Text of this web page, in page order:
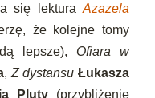
się lektura Azazela
że kolejne tomy
lepsze), Ofiara w
, Z dystansuŁukasza
Pluty(przybliżenie